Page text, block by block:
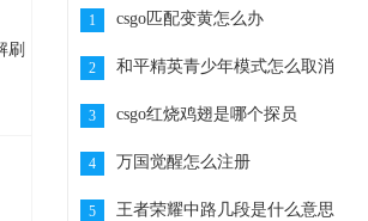
刷
1 csgo匹配变黄怎么办
2 和平精英青少年模式怎么取消
3 csgo红烧鸡翅是哪个探员
4 万国觉醒怎么注册
5 王者荣耀中路几段是什么意思